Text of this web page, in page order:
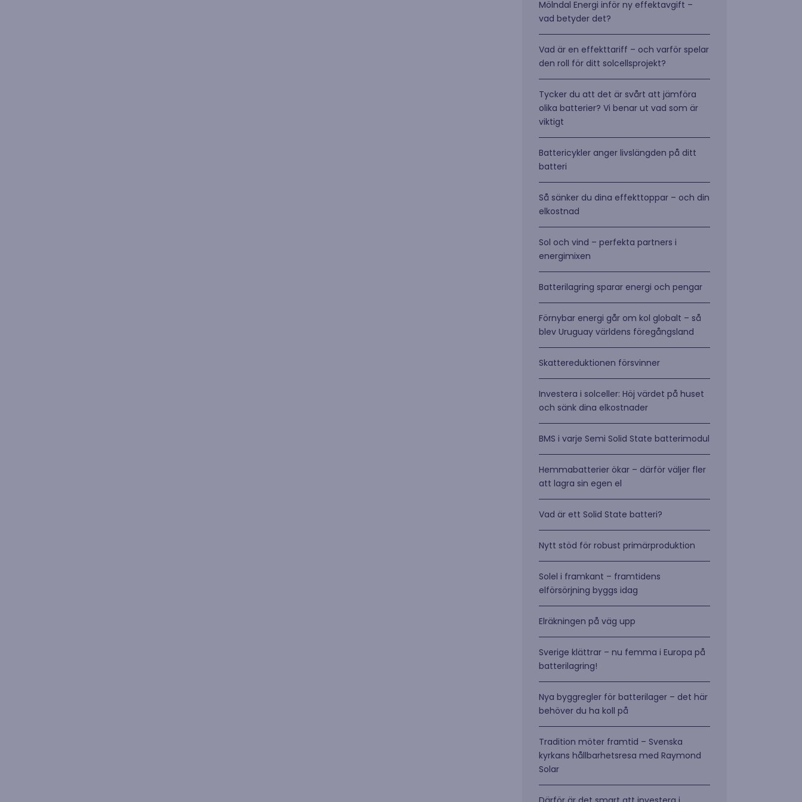
Mölndal Energi inför ny effektavgift –
vad betyder det?
Vad är en effekttariff – och varför spelar
den roll för ditt solcellsprojekt?
Tycker du att det är svårt att jämföra
olika batterier? Vi benar ut vad som är
viktigt
Battericykler anger livslängden på ditt
batteri
Så sänker du dina effekttoppar – och din
elkostnad
Sol och vind – perfekta partners i
energimixen
Batterilagring sparar energi och pengar
Förnybar energi går om kol globalt – så
blev Uruguay världens föregångsland
Skattereduktionen försvinner
Investera i solceller: Höj värdet på huset
och sänk dina elkostnader
BMS i varje Semi Solid State batterimodul
Hemmabatterier ökar – därför väljer fler
att lagra sin egen el
Vad är ett Solid State batteri?
Nytt stöd för robust primärproduktion
Solel i framkant – framtidens
elförsörjning byggs idag
Elräkningen på väg upp
Sverige klättrar – nu femma i Europa på
batterilagring!
Nya byggregler för batterilager – det här
behöver du ha koll på
Tradition möter framtid – Svenska
kyrkans hållbarhetsresa med Raymond
Solar